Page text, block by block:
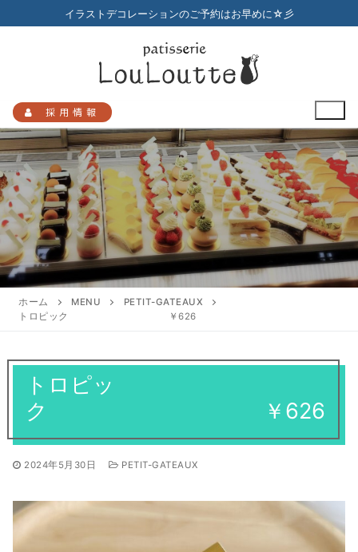
ン
ス
キ
ッ
プ
イラストデコレーションのご予約はお早めに☆彡
採用情報
検
索:
HOME
プチガトー
焼き菓子
アントルメ
店舗のご案内
アクセスマップ
営業日
全てのお知らせ
プリントクッキーのご予約について
ギフト
ホーム MENU
PETIT-GATEAUX
トロピック ￥626
トロピッ
ク ￥626
2024年5月30日 PETIT-GATEAUX